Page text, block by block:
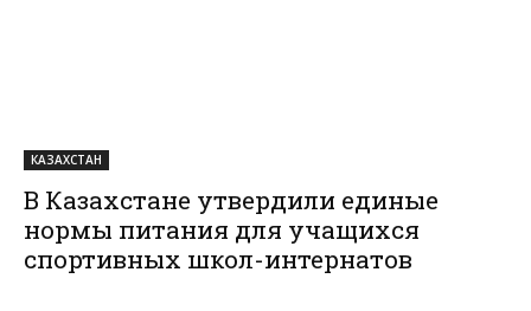
КАЗАХСТАН
В Казахстане утвердили единые
нормы питания для учащихся
спортивных школ-интернатов